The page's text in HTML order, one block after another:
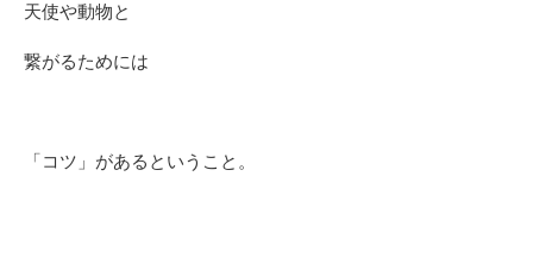
天使や動物と
繋がるためには
「コツ」があるということ。